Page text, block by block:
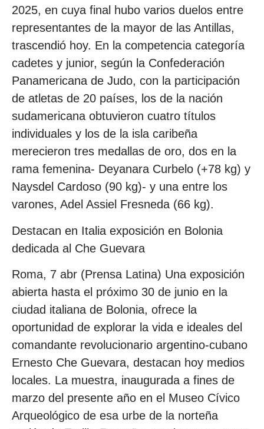
2025, en cuya final hubo varios duelos entre
representantes de la mayor de las Antillas,
trascendió hoy. En la competencia categoría
cadetes y junior, según la Confederación
Panamericana de Judo, con la participación
de atletas de 20 países, los de la nación
sudamericana obtuvieron cuatro títulos
individuales y los de la isla caribeña
merecieron tres medallas de oro, dos en la
rama femenina- Deyanara Curbelo (+78 kg) y
Naysdel Cardoso (90 kg)- y una entre los
varones, Adel Assiel Fresneda (66 kg).
Destacan en Italia exposición en Bolonia
dedicada al Che Guevara
Roma, 7 abr (Prensa Latina) Una exposición
abierta hasta el próximo 30 de junio en la
ciudad italiana de Bolonia, ofrece la
oportunidad de explorar la vida e ideales del
comandante revolucionario argentino-cubano
Ernesto Che Guevara, destacan hoy medios
locales. La muestra, inaugurada a fines de
marzo del presente año en el Museo Cívico
Arqueológico de esa urbe de la norteña